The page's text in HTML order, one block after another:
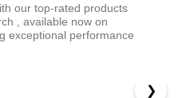
our top-rated products
, available now on
exceptional performance
❯